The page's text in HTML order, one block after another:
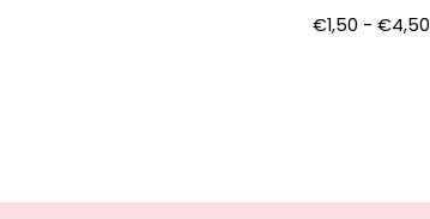
€1,50 - €4,50